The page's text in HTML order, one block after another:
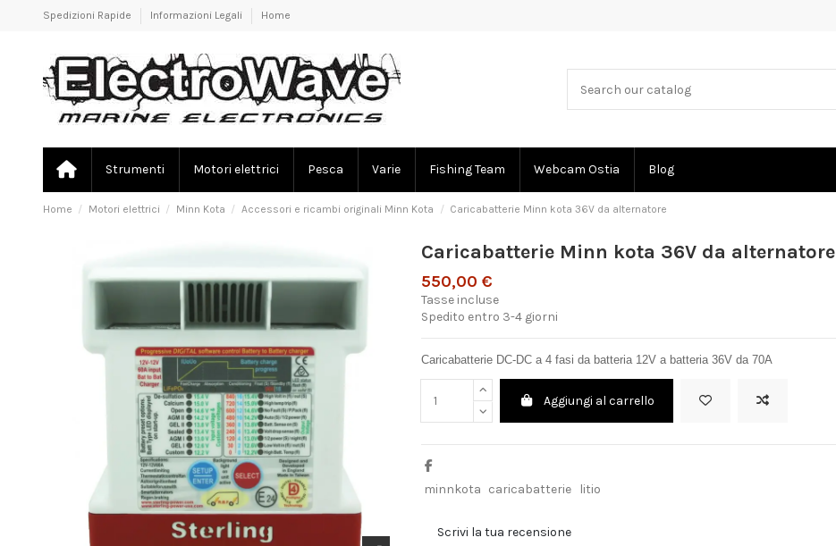
Spedizioni Rapide Informazioni Legali Home
Strumenti Motori elettrici Pesca Varie Fishing Team Webcam Ostia Blog
Home Motori elettrici Minn Kota Accessori e ricambi originali Minn Kota Caricabatterie Minn kota 36V da alternatore
Caricabatterie Minn kota 36V da alternatore
550,00 €
Tasse incluse
Spedito entro 3-4 giorni
Caricabatterie DC-DC a 4 fasi da batteria 12V a batteria 36V da 70A
Aggiungi al carrello
minnkota caricabatterie litio
Scrivi la tua recensione